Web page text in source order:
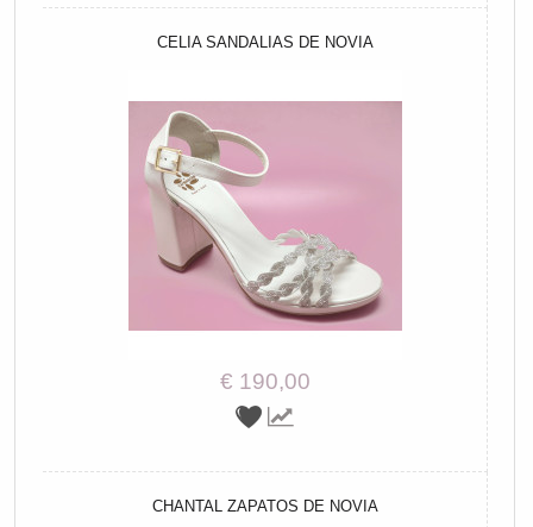
CELIA SANDALIAS DE NOVIA
€ 190,00
CHANTAL ZAPATOS DE NOVIA